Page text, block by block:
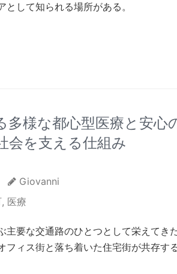
として知られる場所がある。
多様な都心型医療と安心
会を支える仕組み
Giovanni
, 医療
主要な交通路のひとつとして栄えてき
フィス街と落ち着いた住宅街が共存す